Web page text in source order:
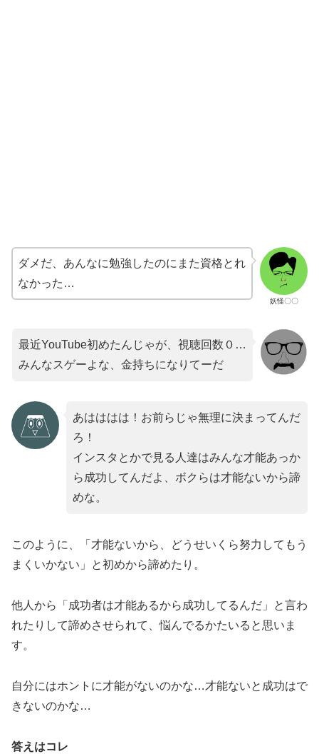
妖怪〇〇
ダメだ、あんなに勉強したのにまた資格とれ
なかった…
最近YouTube初めたんじゃが、視聴回数０…
みんなスゲーよな、金持ちになりてーだ
あはははは！お前らじゃ無理に決まってんだ
ろ！
インスタとかで見る人達はみんな才能あっか
ら成功してんだよ、ボクらは才能ないから諦
めな。
このように、「才能ないから、どうせいくら努力してもう
まくいかない」と初めから諦めたり。
他人から「成功者は才能あるから成功してるんだ」と言わ
れたりして諦めさせられて、悩んでるかたいると思いま
す。
自分にはホントに才能がないのかな…才能ないと成功はで
きないのかな…
答えはコレ